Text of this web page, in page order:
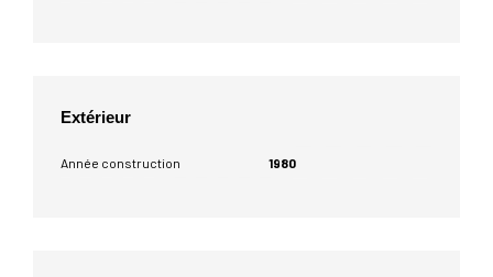
Extérieur
Année construction 1980